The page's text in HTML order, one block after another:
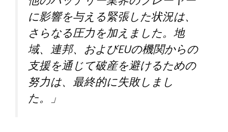
に影響を与える緊張した状況は、
さらなる圧力を加えました。地
域、連邦、およびEUの機関からの
支援を通じて破産を避けるための
努力は、最終的に失敗しまし
た。」